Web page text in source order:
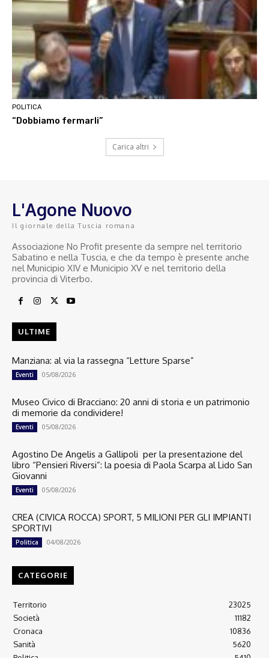
POLITICA
“Dobbiamo fermarli”
Carica altri
L'Agone Nuovo
Il giornale della Tuscia romana
Associazione No Profit presente da sempre nel territorio
Sabatino e nella Tuscia, e che da tempo è presente anche
nel Municipio XIV e Municipio XV e nel territorio della
provincia di Viterbo.
ULTIME
Manziana: al via la rassegna “Letture Sparse”
Eventi 05/08/2026
Museo Civico di Bracciano: 20 anni di storia e un patrimonio
di memorie da condividere!
Eventi 05/08/2026
Agostino De Angelis a Gallipoli per la presentazione del
libro “Pensieri Riversi”: la poesia di Paola Scarpa al Lido San
Giovanni
Eventi 05/08/2026
CREA (CIVICA ROCCA) SPORT, 5 MILIONI PER GLI IMPIANTI
SPORTIVI
Politica 04/08/2026
CATEGORIE
Territorio
23025
Società
11182
Cronaca
10836
Sanità
5620